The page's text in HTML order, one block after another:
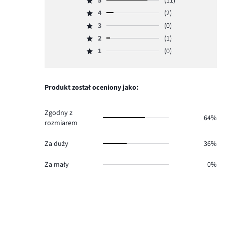
Ocena
5,
ilość
głosów
Ocena
4,
ilość
głosów
4
(2)
Ocena
3,
ilość
3
(0)
Ocena
2,
1.
2
(1)
Ocena
głosów
1 (0)
Produkt został oceniony jako:
Zgodny z
rozmiarem
64%
Za duży 36%
Za mały 0%